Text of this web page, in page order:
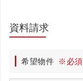
資料請求
希望物件 ※必須